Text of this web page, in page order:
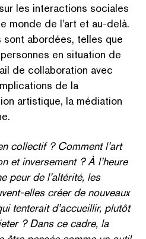
les inter­ac­tions sociales
monde de l'art et au-delà.
abordées, telles que
en situation de
de col­lab­o­ra­tion avec
de la
artistique, la médiation
collectif ? Comment l’art
et inversement ? À l’heure
peur de l’altérité, les
elles créer de nouveaux
tenterait d’accueillir, plutôt
? Dans ce cadre, la